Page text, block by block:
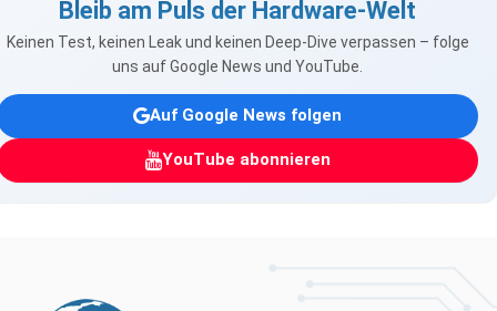
Bleib am Puls der Hardware-Welt
Keinen Test, keinen Leak und keinen Deep-Dive verpassen – folge
uns auf Google News und YouTube.
Auf Google News folgen
YouTube abonnieren